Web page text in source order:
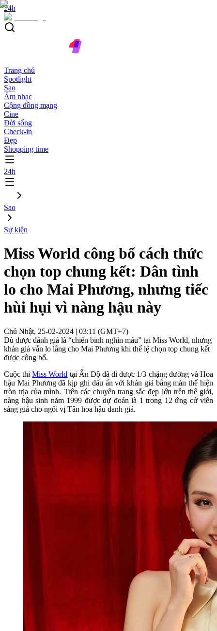
24h
Trang chủ
Spotlight
Sao
Âm nhạc
Cộng đồng mạng
Cine
Đời sống
Check-in
Đẹp
Shopping time
24h
Sao
Sự kiện
Miss World công bố cách thức
chọn top chung kết: Dân tình
lo cho Mai Phương, nhưng tiếc
hùi hụi vì nàng hậu này
Chủ Nhật, 25-02-2024 | 03:11 (GMT+7)
Dù được đánh giá là “chiến binh nghìn máu” tại Miss World, nhưng
khán giả vẫn lo lắng cho Mai Phương khi thể lệ chọn top chung kết
được công bố.
Cuộc thiMiss World tại Ấn Độ đã đi được 1/3 chặng đường và Hoa
hậu Mai Phương đã kịp ghi dấu ấn với khán giả bằng màn thể hiện
tròn trịa của mình. Trên các chuyên trang sắc đẹp lớn trên thế giới,
nàng hậu sinh năm 1999 được dự đoán là 1 trong 12 ứng cử viên
sáng giá cho ngôi vị Tân hoa hậu danh giá.